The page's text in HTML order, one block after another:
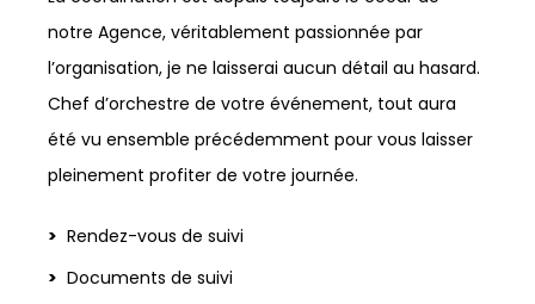
notre Agence, véritablement passionnée par
l’organisation, je ne laisserai aucun détail au hasard.
Chef d’orchestre de votre événement, tout aura
été vu ensemble précédemment pour vous laisser
pleinement profiter de votre journée.
Rendez-vous de suivi
Documents de suivi